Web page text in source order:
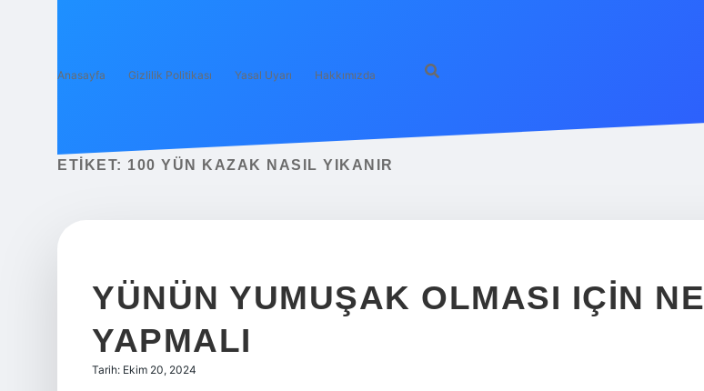
Anasayfa Gizlilik Politikası Yasal Uyarı Hakkımızda
ETIKET: 100 YÜN KAZAK NASIL YIKANIR
YÜNÜN YUMUŞAK OLMASI IÇIN NE
YAPMALI
Tarih: Ekim 20, 2024